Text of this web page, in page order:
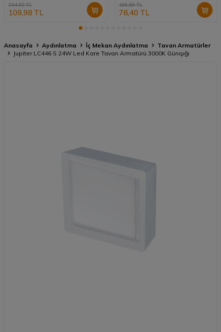
234,00TL
109,98 TL
166,80TL
78,40TL
Anasayfa Aydınlatma İç Mekan Aydınlatma
Tavan Armatürler
Jupiter LC446 S 24W Led Kare Tavan Armatürü 3000K Günışığı